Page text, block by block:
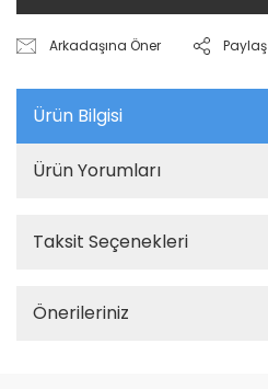
Arkadaşına Öner Paylaş
Ürün Bilgisi
Ürün Yorumları
Taksit Seçenekleri
Önerileriniz